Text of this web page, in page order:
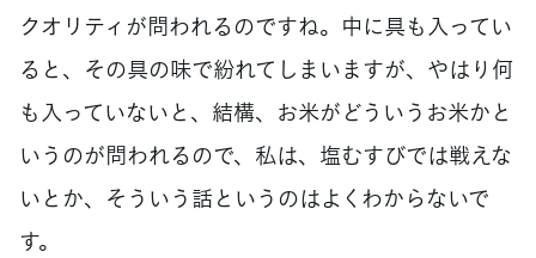
クオリティが問われるのですね。中に具も入ってい
ると、その具の味で紛れてしまいますが、やはり何
も入っていないと、結構、お米がどういうお米かと
いうのが問われるので、私は、塩むすびでは戦えな
いとか、そういう話というのはよくわからないで
す。